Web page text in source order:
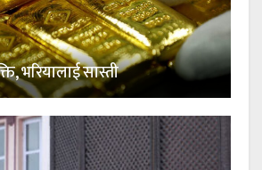
भरियालाई सास्ती